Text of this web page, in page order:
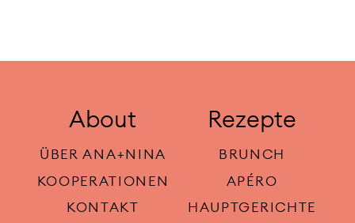
About
ÜBER ANA+NINA
KOOPERATIONEN
KONTAKT
Rezepte
BRUNCH
APÉRO
HAUPTGERICHTE